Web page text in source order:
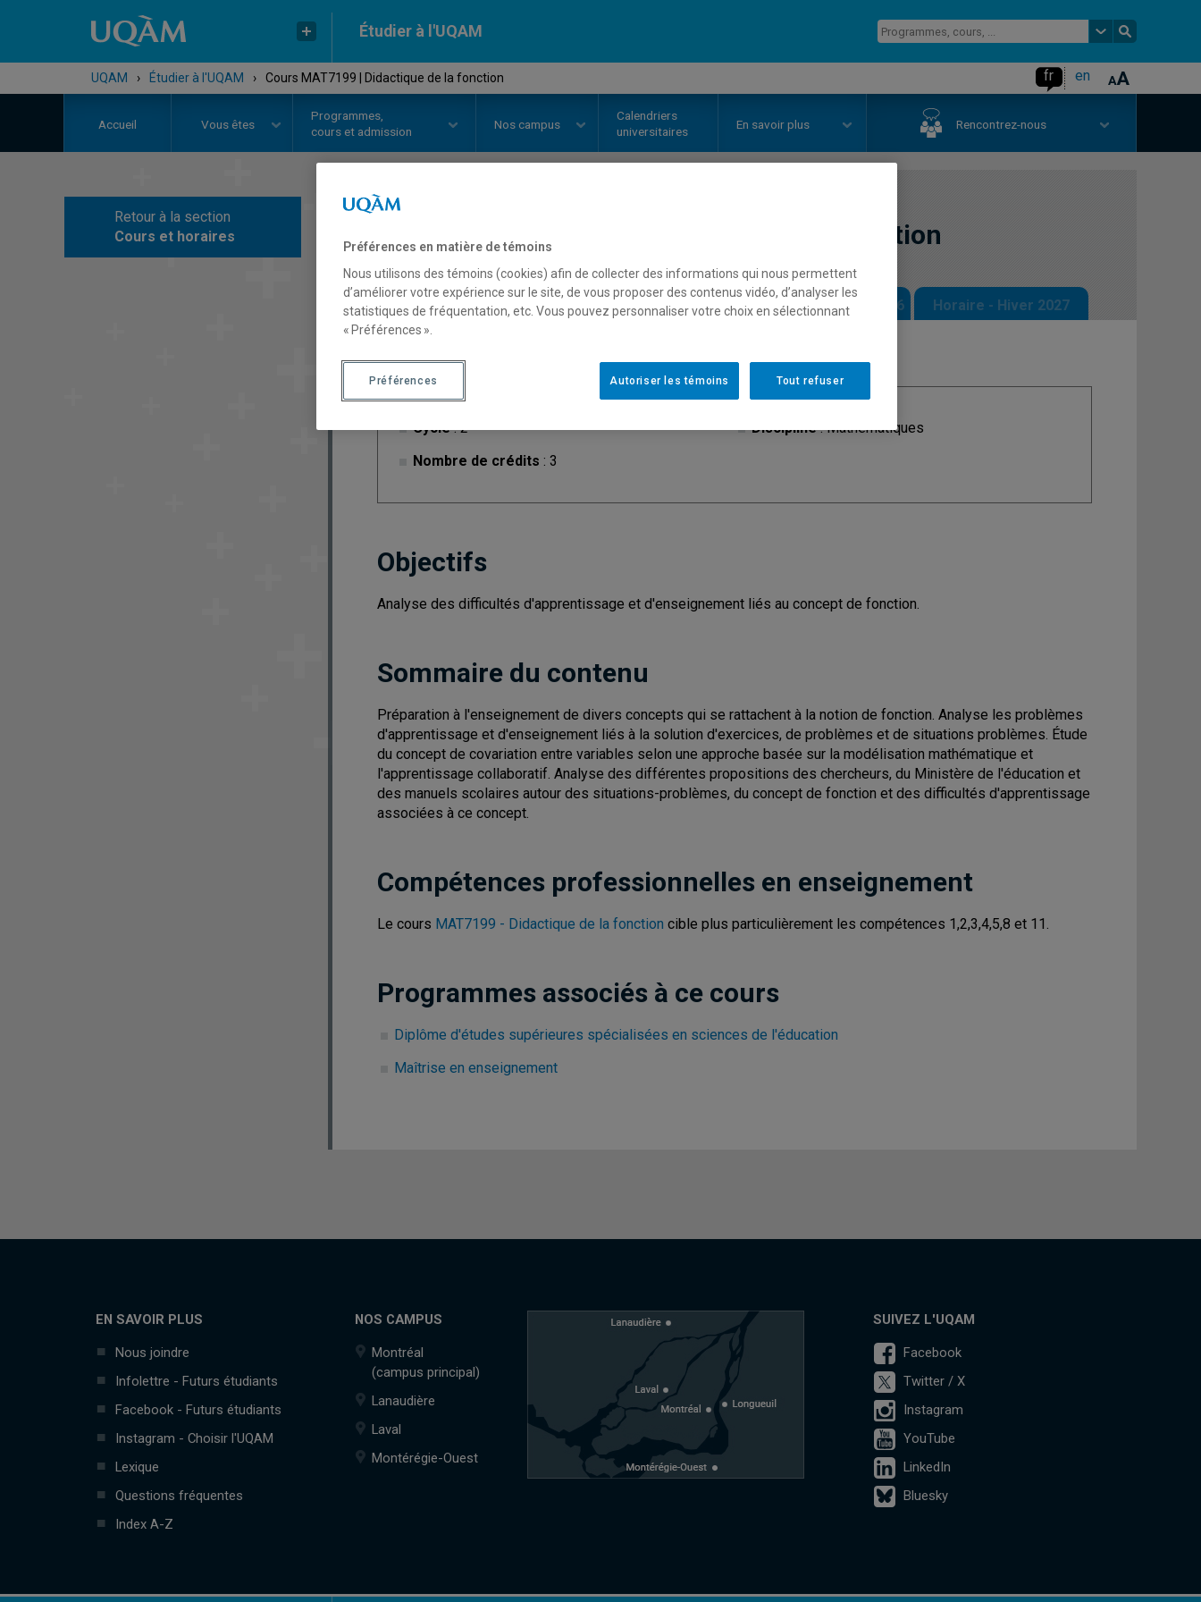
Étudier à l'UQAM
UQAM › Étudier à l'UQAM › Cours MAT7199 | Didactique de la fonction fr en
Accueil Vous êtes
Programmes,
cours et admission
Nos campus
Calendriers
universitaires
En savoir plus Rencontrez-nous
Retour à la section
Cours et horaires
COURS MAT7199 Didactique de la fonction
Description Horaire - Été 2026 Horaire - Automne 2026 Horaire - Hiver 2027
Cycle: 2
Nombre de crédits : 3
Discipline: Mathématiques
Objectifs
Analyse des difficultés d'apprentissage et d'enseignement liés au concept de fonction.
Sommaire du contenu
Préparation à l'enseignement de divers concepts qui se rattachent à la notion de fonction. Analyse les problèmes
d'apprentissage et d'enseignement liés à la solution d'exercices, de problèmes et de situations problèmes. Étude
du concept de covariation entre variables selon une approche basée sur la modélisation mathématique et
l'apprentissage collaboratif. Analyse des différentes propositions des chercheurs, du Ministère de l'éducation et
des manuels scolaires autour des situations-problèmes, du concept de fonction et des difficultés d'apprentissage
associées à ce concept.
Compétences professionnelles en enseignement
Le cours MAT7199 - Didactique de la fonction cible plus particulièrement les compétences 1,2,3,4,5,8 et 11.
Programmes associés à ce cours
Diplôme d'études supérieures spécialisées en sciences de l'éducation
Maîtrise en enseignement
EN SAVOIR PLUS
Nous joindre
Infolettre - Futurs étudiants
Facebook - Futurs étudiants
Instagram - Choisir l'UQAM
Lexique
Questions fréquentes
Index A-Z
NOS CAMPUS
Montréal
(campus principal)
Lanaudière
Laval
Montérégie-Ouest
SUIVEZ L'UQAM
Facebook
Twitter / X
Instagram
YouTube
LinkedIn
Bluesky
Préférences en matière de témoins
Nous utilisons des témoins (cookies) afin de collecter des informations qui nous permettent
d’améliorer votre expérience sur le site, de vous proposer des contenus vidéo, d’analyser les
statistiques de fréquentation, etc. Vous pouvez personnaliser votre choix en sélectionnant
« Préférences ».
Tout refuser
Autoriser les témoins
Préférences